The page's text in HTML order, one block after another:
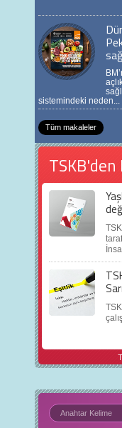
sistemindeki neden...
Tüm makaleler